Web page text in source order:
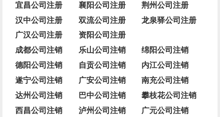
宜昌公司注册
襄阳公司注册
荆州公司注册
汉中公司注册
双流公司注册
龙泉驿公司注册
广汉公司注册
资阳公司注册
成都公司注销
乐山公司注销
绵阳公司注销
德阳公司注销
自贡公司注销
内江公司注销
遂宁公司注销
广安公司注销
南充公司注销
达州公司注销
巴中公司注销
攀枝花公司注销
西昌公司注销
泸州公司注销
广元公司注销